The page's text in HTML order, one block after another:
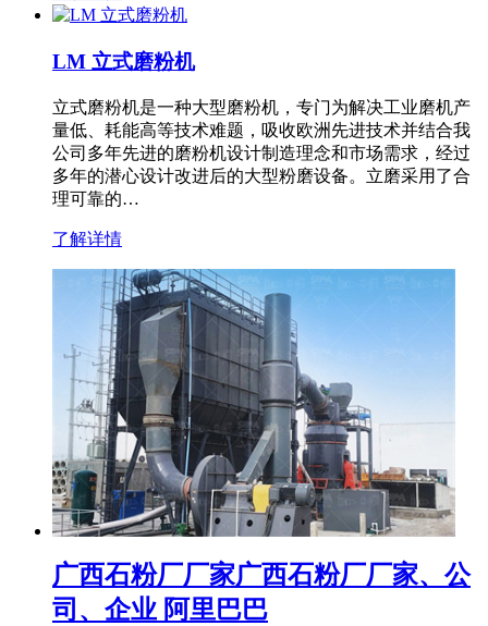
LM 立式磨粉机
立式磨粉机是一种大型磨粉机，专门为解决工业磨机产
量低、耗能高等技术难题，吸收欧洲先进技术并结合我
公司多年先进的磨粉机设计制造理念和市场需求，经过
多年的潜心设计改进后的大型粉磨设备。立磨采用了合
理可靠的…
了解详情
广西石粉厂厂家广西石粉厂厂家、公
司、企业 阿里巴巴